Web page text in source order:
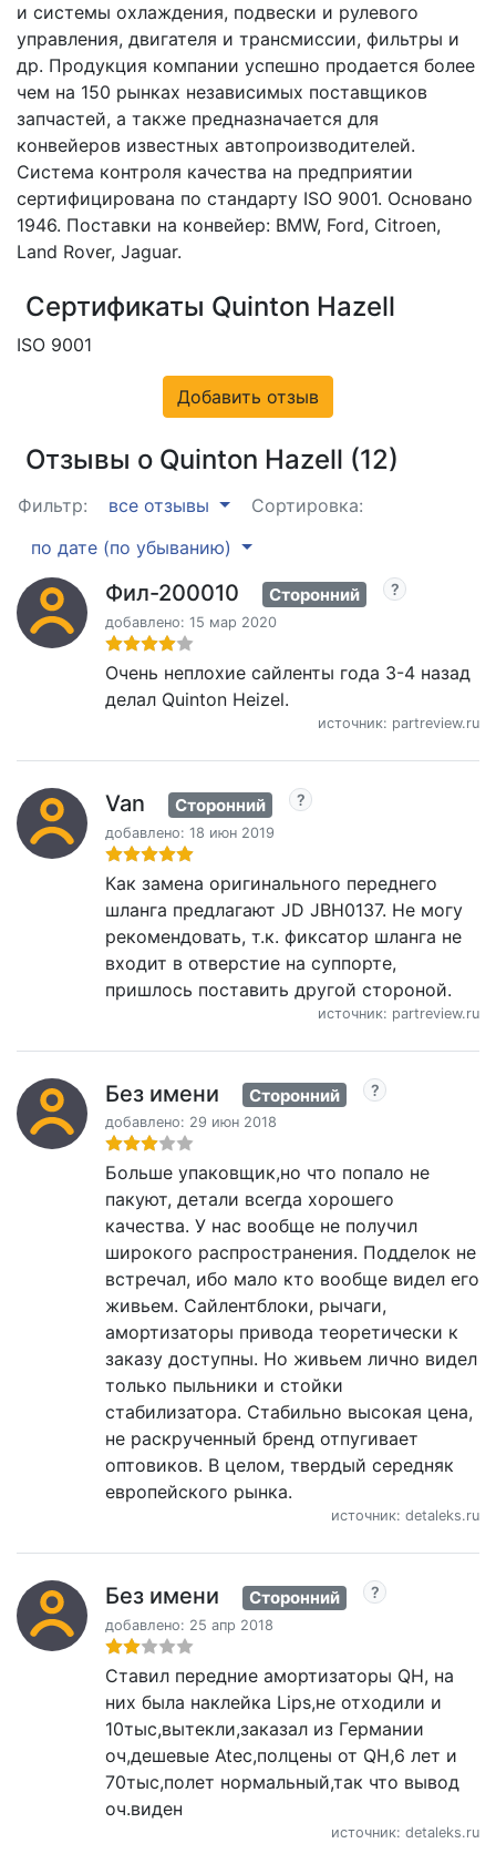
и системы охлаждения, подвески и рулевого
управления, двигателя и трансмиссии, фильтры и
др. Продукция компании успешно продается более
чем на 150 рынках независимых поставщиков
запчастей, а также предназначается для
конвейеров известных автопроизводителей.
Система контроля качества на предприятии
сертифицирована по стандарту ISO 9001. Основано
1946. Поставки на конвейер: BMW, Ford, Citroen,
Land Rover, Jaguar.
Сертификаты Quinton Hazell
ISO 9001
Добавить отзыв
Отзывы о Quinton Hazell (12)
Фильтр: все отзывы
Сортировка:
по дате (по убыванию)
Фил-200010 Сторонний
добавлено: 15 мар 2020
Очень неплохие сайленты года 3-4 назад
делал Quinton Heizel.
источник: partreview.ru
Van Сторонний
добавлено: 18 июн 2019
Как замена оригинального переднего
шланга предлагают JD JBH0137. Не могу
рекомендовать, т.к. фиксатор шланга не
входит в отверстие на суппорте,
пришлось поставить другой стороной.
источник: partreview.ru
Без имени Сторонний
добавлено: 29 июн 2018
Больше упаковщик,но что попало не
пакуют, детали всегда хорошего
качества. У нас вообще не получил
широкого распространения. Подделок не
встречал, ибо мало кто вообще видел его
живьем. Сайлентблоки, рычаги,
амортизаторы привода теоретически к
заказу доступны. Но живьем лично видел
только пыльники и стойки
стабилизатора. Стабильно высокая цена,
не раскрученный бренд отпугивает
оптовиков. В целом, твердый середняк
европейского рынка.
источник: detaleks.ru
Без имени Сторонний
добавлено: 25 апр 2018
Ставил передние амортизаторы QH, на
них была наклейка Lips,не отходили и
10тыс,вытекли,заказал из Германии
оч,дешевые Atec,полцены от QH,6 лет и
70тыс,полет нормальный,так что вывод
оч.виден
источник: detaleks.ru